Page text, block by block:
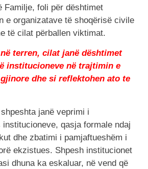
Familje, foli për dështimet
e organizatave të shoqërisë civile
të cilat përballen viktimat.
terren, cilat janë dështimet
institucioneve në trajtimin e
dhe si reflektohen ato te
janë veprimi i
institucioneve, qasja formale ndaj
dhe zbatimi i pamjaftueshëm i
ekzistues. Shpesh institucionet
dhuna ka eskaluar, në vend që